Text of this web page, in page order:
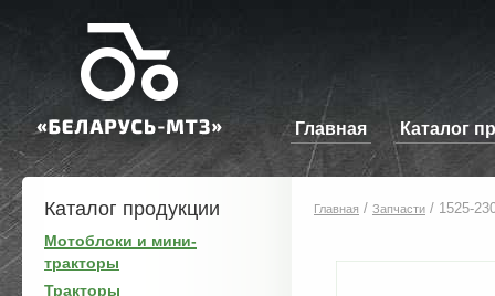
Главная Каталог
Каталог продукции
Мотоблоки и мини-
тракторы
Тракторы
Главная / Запчасти / 1525-